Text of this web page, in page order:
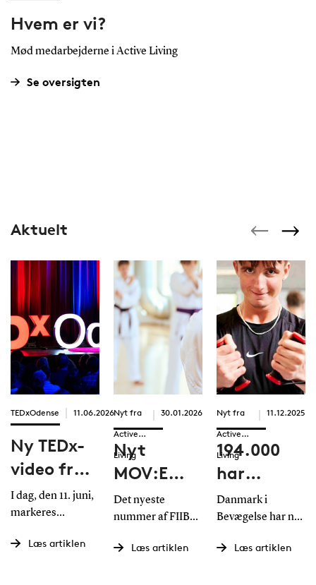
Hvem er vi?
Mød medarbejderne i Active Living
Se oversigten
Aktuelt
TEDxOdense 11.06.2026
Ny TEDx-
video fra
SDU-
professor:
Hvorfor
I dag, den 11. juni,
markeres
of Play – United
Læs artiklen
Nyt fra
Active
Living
30.01.2026
Nyt
MOV:E
magasin:
Brobygning
åbner nye
Det nyeste
nummer af FIIBL's
stiller skarpt på,
Læs artiklen
Nyt fra
Active
Living
11.12.2025
194.000
har
fortalt om
Danmark i
Bevægelse har nu
datamateriale,
Læs artiklen